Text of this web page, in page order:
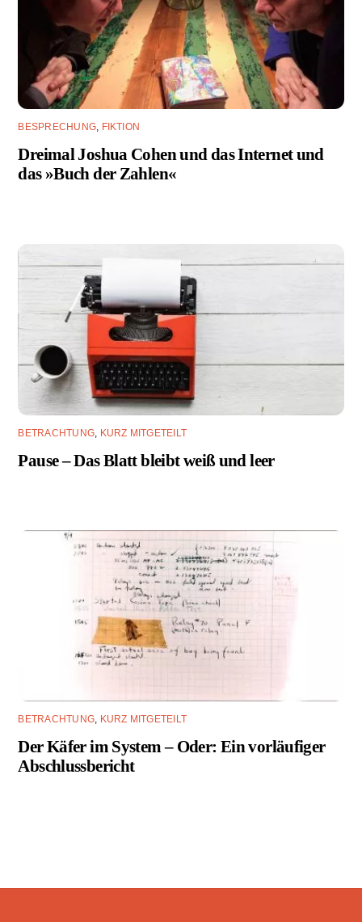
BESPRECHUNG, FIKTION
Dreimal Joshua Cohen und das Internet und
das »Buch der Zahlen«
BETRACHTUNG KURZ MITGETEILT
Pause – Das Blatt bleibt weiß und leer
BETRACHTUNG, KURZ MITGETEILT
Der Käfer im System – Oder: Ein vorläufiger
Abschlussbericht